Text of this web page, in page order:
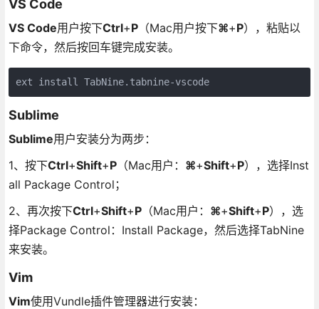
VS Code
VS Code用户按下Ctrl+P（Mac用户按下⌘+P），粘贴以
下命令，然后按回车键完成安装。
ext install TabNine.tabnine-vscode
Sublime
Sublime用户安装分为两步：
1、按下Ctrl+Shift+P（Mac用户： ⌘+Shift+P），选择Inst
all Package Control；
2、再次按下Ctrl+Shift+P（Mac用户： ⌘+Shift+P），选
择Package Control：Install Package，然后选择TabNine
来安装。
Vim
Vim使用Vundle插件管理器进行安装：